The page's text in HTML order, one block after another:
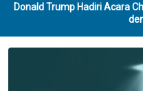
Donald Trump Hadiri Acara